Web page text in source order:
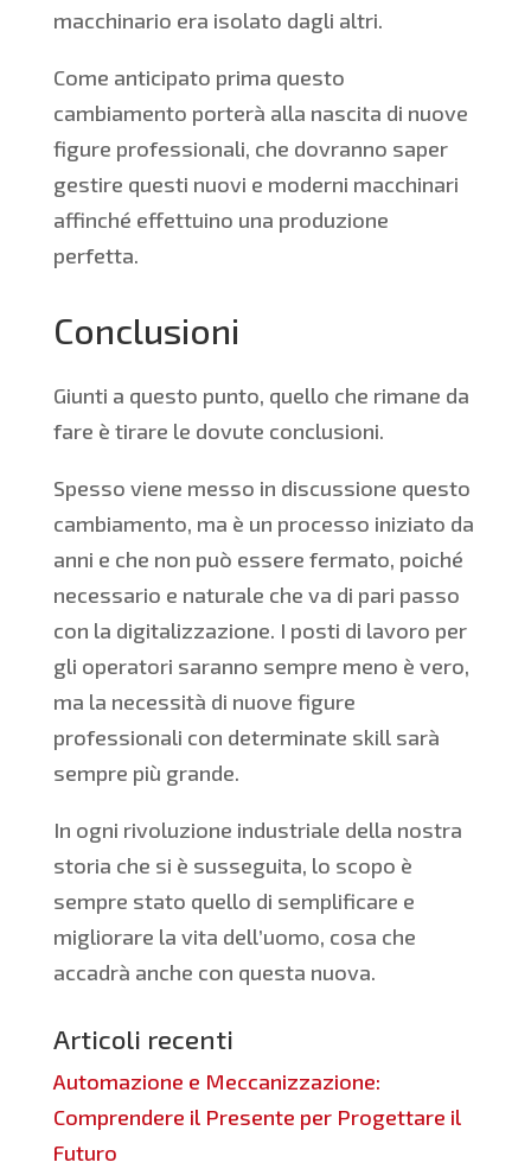
macchinario era isolato dagli altri.
Come anticipato prima questo
cambiamento porterà alla nascita di nuove
figure professionali, che dovranno saper
gestire questi nuovi e moderni macchinari
affinché effettuino una produzione
perfetta.
Conclusioni
Giunti a questo punto, quello che rimane da
fare è tirare le dovute conclusioni.
Spesso viene messo in discussione questo
cambiamento, ma è un processo iniziato da
anni e che non può essere fermato, poiché
necessario e naturale che va di pari passo
con la digitalizzazione. I posti di lavoro per
gli operatori saranno sempre meno è vero,
ma la necessità di nuove figure
professionali con determinate skill sarà
sempre più grande.
In ogni rivoluzione industriale della nostra
storia che si è susseguita, lo scopo è
sempre stato quello di semplificare e
migliorare la vita dell’uomo, cosa che
accadrà anche con questa nuova.
Articoli recenti
Automazione e Meccanizzazione:
Comprendere il Presente per Progettare il
Futuro